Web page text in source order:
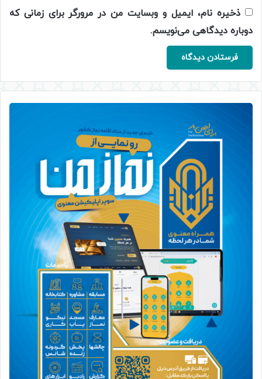
ذخیره نام، ایمیل و وبسایت من در مرورگر برای زمانی که
دوباره دیدگاهی می‌نویسم.